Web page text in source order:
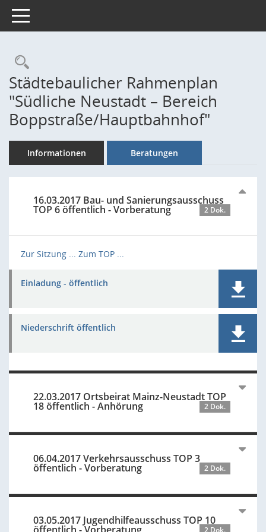
Toggle navigation
Rechercheauswahl
Städtebaulicher Rahmenplan
"Südliche Neustadt – Bereich
Boppstraße/Hauptbahnhof"
Informationen Beratungen
16.03.2017 Bau- und Sanierungsausschuss
TOP 6 öffentlich - Vorberatung 2 Dok.
Zur Sitzung ... Zum TOP ...
Einladung - öffentlich
Niederschrift öffentlich
22.03.2017 Ortsbeirat Mainz-Neustadt TOP
18 öffentlich - Anhörung 2 Dok.
06.04.2017 Verkehrsausschuss TOP 3
öffentlich - Vorberatung 2 Dok.
03.05.2017 Jugendhilfeausschuss TOP 10
2 Dok.